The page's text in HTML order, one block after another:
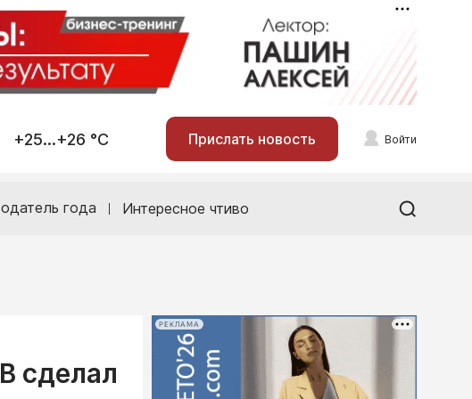
+25...+26 °С Прислать новость Войти
года Интересное чтиво
сделал
РЕКЛАМА